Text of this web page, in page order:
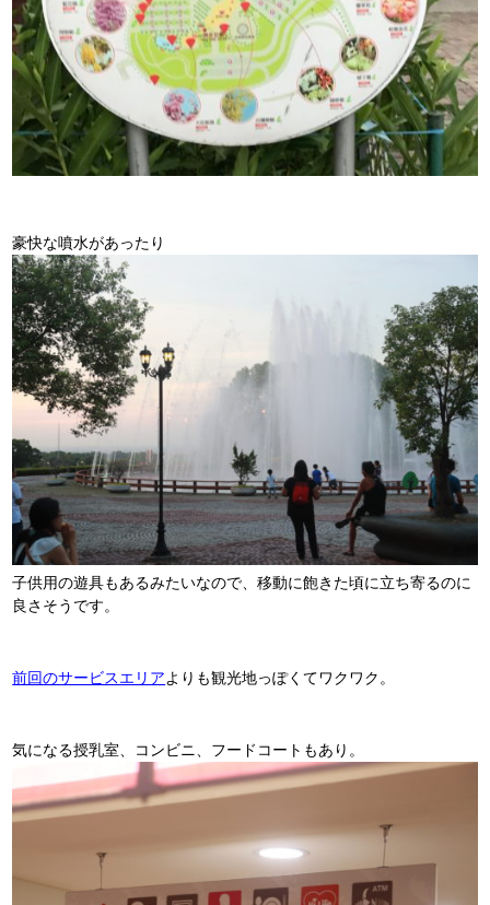
豪快な噴水があったり
子供用の遊具もあるみたいなので、移動に飽きた頃に立ち寄るのに
良さそうです。
前回のサービスエリアよりも観光地っぽくてワクワク。
気になる授乳室、コンビニ、フードコートもあり。